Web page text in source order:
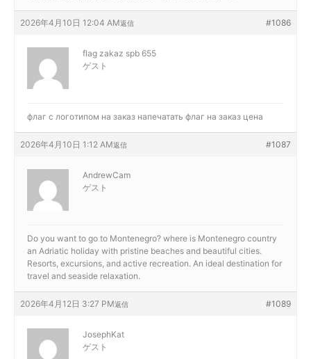
2026年4月10日 12:04 AM #1086
返信
flag zakaz spb 655
ゲスト
флаг с логотипом на заказ напечатать флаг на заказ цена
2026年4月10日 1:12 AM #1087
返信
AndrewCam
ゲスト
Do you want to go to Montenegro? where is Montenegro country
an Adriatic holiday with pristine beaches and beautiful cities.
Resorts, excursions, and active recreation. An ideal destination for
travel and seaside relaxation.
2026年4月12日 3:27 PM #1089
返信
JosephKat
ゲスト